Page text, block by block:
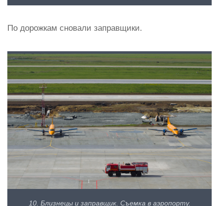
По дорожкам сновали заправщики.
10. Близнецы и заправщик. Съемка в аэропорту.